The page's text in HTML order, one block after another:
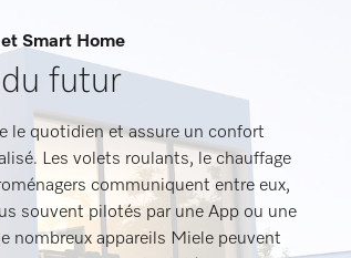
Smart Home
futur
le quotidien et assure un confort
Les volets roulants, le chauffage
communiquent entre eux,
souvent pilotés par une App ou une
nombreux appareils Miele peuvent